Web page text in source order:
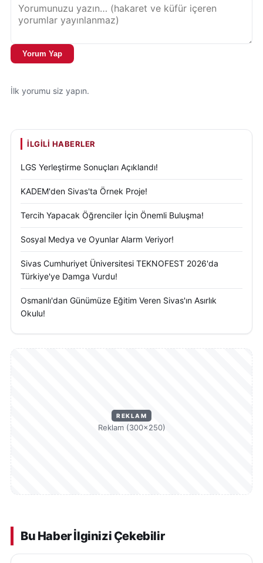
kurucusu Gazi Mustafa Kemal Atatürk olmak üzere,
aziz şehitlerimizi ve gazilerimizi saygı ve minnetle
anıyor; tüm çocuklarımızın ve gençlerimizin 23 Nisan
Ulusal Egemenlik ve Çocuk Bayramı’nı yürekten
Şahin Ertem Sivas Gençlik ve Spor İl Müdürü
Yorum Yap
İlk yorumu siz yapın.
İLGILI HABERLER
LGS Yerleştirme Sonuçları Açıklandı!
KADEM'den Sivas'ta Örnek Proje!
Tercih Yapacak Öğrenciler İçin Önemli Buluşma!
Sosyal Medya ve Oyunlar Alarm Veriyor!
Sivas Cumhuriyet Üniversitesi TEKNOFEST 2026'da
Türkiye'ye Damga Vurdu!
Osmanlı'dan Günümüze Eğitim Veren Sivas'ın Asırlık
Okulu!
REKLAM
Reklam (300×250)
Bu Haber İlginizi Çekebilir